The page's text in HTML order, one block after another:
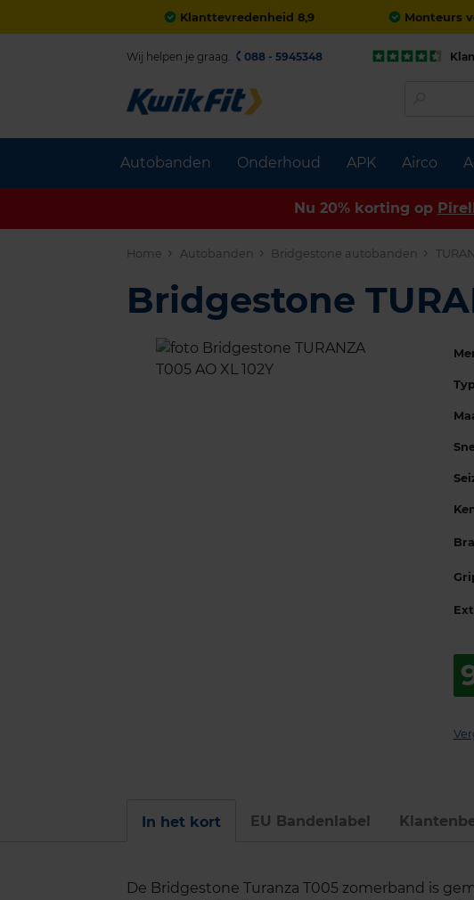
Klanttevredenheid 8,9 Monteurs
Autobanden Onderhoud APK Airco
Wij helpen je graag. 088 - 5945348
Nu 20% korting op
Home Autobanden Bridgestone autobanden
Bridgestone
In het kort EU Bandenlabel
De Bridgestone Turanza T005 zomerband is